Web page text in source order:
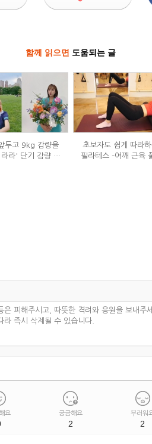
함께 읽으면 도움되는 글
두고 9kg 감량을
라' 단기 감량 식
초보자도 쉽게 따라
필라테스 –어깨 근육
요 궁금해요
2
부러워
2